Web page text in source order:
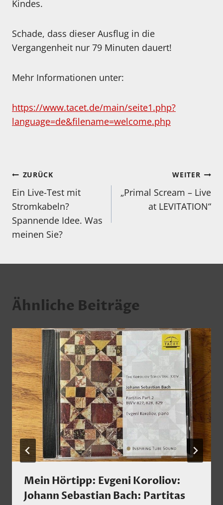
Kindes.
Schade, dass dieser Ausflug in die
Vergangenheit nur 79 Minuten dauert!
Mehr Informationen unter:
https://www.tacet.de/main/seite1.php?
language=de&filename=welcome.php
Beitragsnavigation
ZURÜCK
Ein Live-Test mit
Stromkabeln?
Spannende Idee. Was
meinen Sie?
WEITER
„Primal Scream – Live
at LEVITATION“
Ähnliche Beiträge
Mein Hörtipp: Evgeni Koroliov:
Johann Sebastian Bach: Partitas